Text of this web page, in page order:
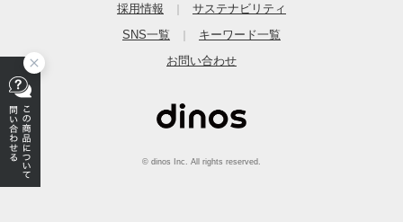
採用情報
｜
サステナビリティ
SNS一覧
｜
キーワード一覧
お問い合わせ
© dinos Inc. All rights reserved.